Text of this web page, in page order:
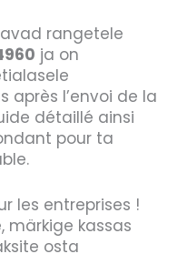
rangetele
ja on
après l’envoi de la
détaillé ainsi
pour ta
les entreprises !
märkige kassas
osta